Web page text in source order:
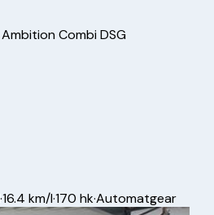
Combi DSG
·16.4 km/l·170 hk·Automatgear